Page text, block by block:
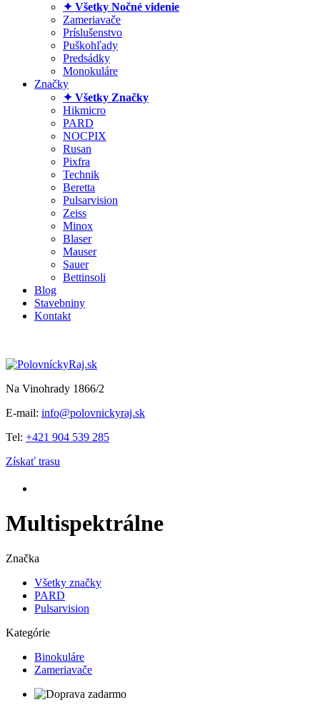
✦ Všetky Nočné videnie
Zameriavače
Príslušenstvo
Puškohľady
Predsádky
Monokuláre
Značky
✦ Všetky Značky
Hikmicro
PARD
NOCPIX
Rusan
Pixfra
Technik
Beretta
Pulsarvision
Zeiss
Minox
Blaser
Mauser
Sauer
Bettinsoli
Blog
Stavebniny
Kontakt
Na Vinohrady 1866/2
E-mail: info@polovnickyraj.sk
Tel: +421 904 539 285
Získať trasu
Multispektrálne
Značka
Všetky značky
PARD
Pulsarvision
Kategórie
Binokuláre
Zameriavače